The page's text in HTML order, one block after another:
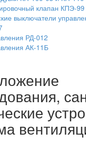
клапан КПЭ-99
выключатели
РД-012
АК-11Б